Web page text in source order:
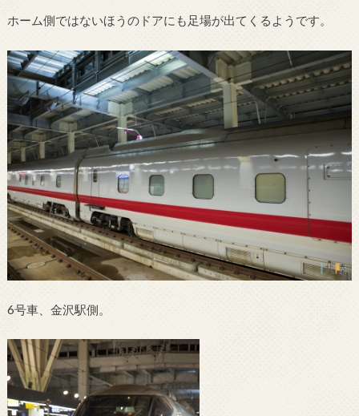
ホーム側ではないほうのドアにも足場が出てくるようです。
6号車、金沢駅側。